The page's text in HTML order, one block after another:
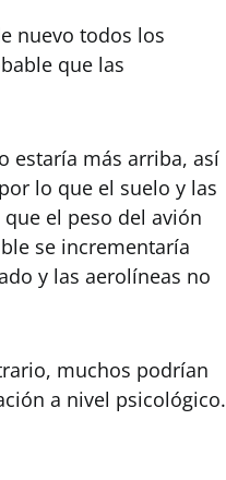
nuevo todos los
que las
estaría más arriba, así
lo que el suelo y las
el peso del avión
se incrementaría
y las aerolíneas no
muchos podrían
a nivel psicológico.